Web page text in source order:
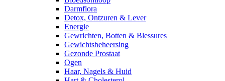
Darmflora
Detox, Ontzuren & Lever
Energie
Gewrichten, Botten & Blessures
Gewichtsbeheersing
Gezonde Prostaat
Ogen
Haar, Nagels & Huid